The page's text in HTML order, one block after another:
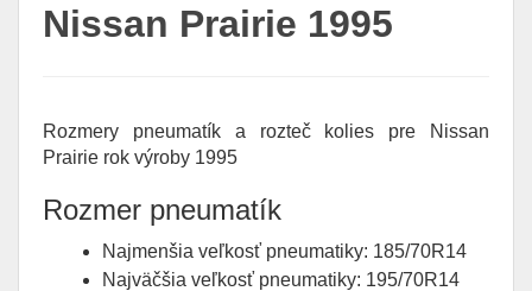
Nissan Prairie 1995
Rozmery pneumatík a rozteč kolies pre Nissan
Prairie rok výroby 1995
Rozmer pneumatík
Najmenšia veľkosť pneumatiky: 185/70R14
Najväčšia veľkosť pneumatiky: 195/70R14